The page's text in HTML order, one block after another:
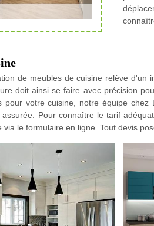
de meubles de cuisine relève d'un
doit ainsi se faire avec précision
pour votre cuisine, notre équipe
Pour connaître le tarif
le formulaire en ligne. Tout devis